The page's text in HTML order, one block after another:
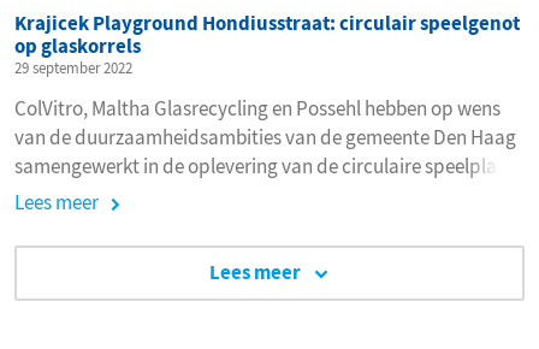
Krajicek Playground Hondiusstraat: circulair speelgenot
op glaskorrels
29 september 2022
ColVitro, Maltha Glasrecycling en Possehl hebben op wens
van de duurzaamheidsambities van de gemeente Den Haag
samengewerkt in de oplevering van de circulaire speelplaats
Playground Hondius, beter bekend als de Krajicek-court.
Lees meer
Lees meer